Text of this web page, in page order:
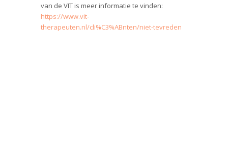
van de VIT is meer informatie te vinden:
https://www.vit-
therapeuten.nl/cli%C3%ABnten/niet-tevreden